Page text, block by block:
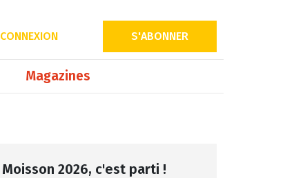
CONNEXION S'ABONNER
Magazines
Moisson 2026, c'est parti !